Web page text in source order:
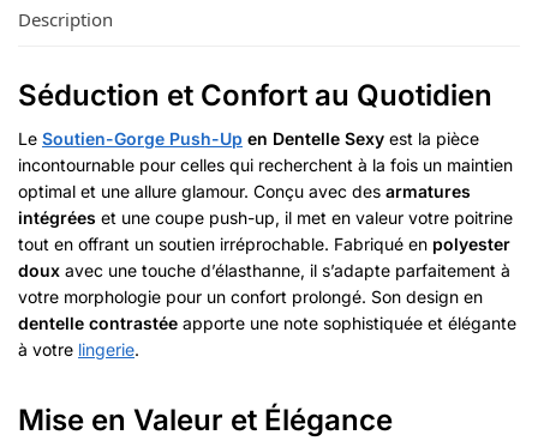
Description
Séduction et Confort au Quotidien
Le Soutien-Gorge Push-Up en Dentelle Sexy est la pièce
incontournable pour celles qui recherchent à la fois un maintien
optimal et une allure glamour. Conçu avec des armatures
intégrées et une coupe push-up, il met en valeur votre poitrine
tout en offrant un soutien irréprochable. Fabriqué en polyester
doux avec une touche d’élasthanne, il s’adapte parfaitement à
votre morphologie pour un confort prolongé. Son design en
dentelle contrastée apporte une note sophistiquée et élégante
à votre lingerie.
Mise en Valeur et Élégance